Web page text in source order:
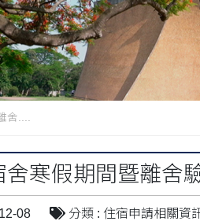
舍....
舍寒假期間暨離舍
08 分類 : 住宿申請相關資